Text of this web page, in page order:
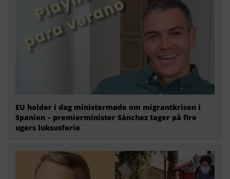
EU holder i dag ministermøde om migrantkrisen i
Spanien – premierminister Sánchez tager på fire
ugers luksusferie